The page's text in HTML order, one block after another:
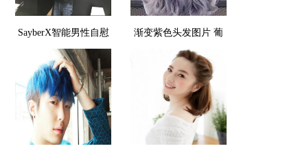
SayberX智能男性自慰
器营造真实触感 远程
控制让距离变美
渐变紫色头发图片 葡
萄紫灰白色